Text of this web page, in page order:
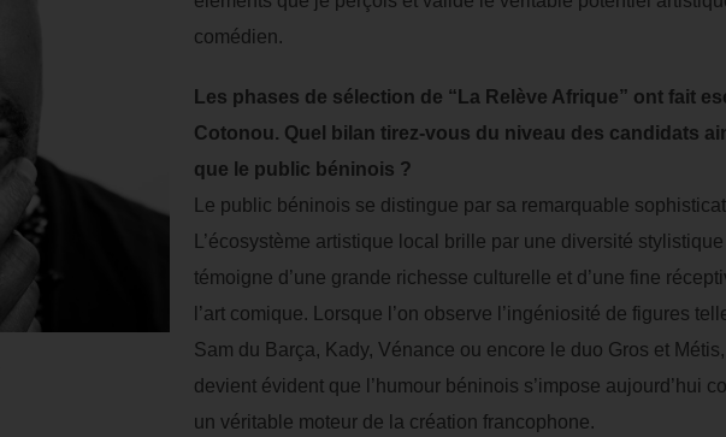
comédien.
Les phases de sélection de “La Relève Afrique” ont fait
Cotonou. Quel bilan tirez-vous du niveau des candidats
que le public béninois ?
Le public béninois se distingue par sa remarquable
L’écosystème artistique local brille par une diversité
témoigne d’une grande richesse culturelle et d’une fine
l’art comique. Lorsque l’on observe l’ingéniosité de figures
Sam du Barça, Kady, Vénance ou encore le duo Gros et Métis,
devient évident que l’humour béninois s’impose aujourd’hui
un véritable moteur de la création francophone.